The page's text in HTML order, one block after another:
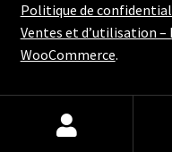
Politique de
Ventes et d’utilisation –
WooCommerce.
Recherche
Recherche